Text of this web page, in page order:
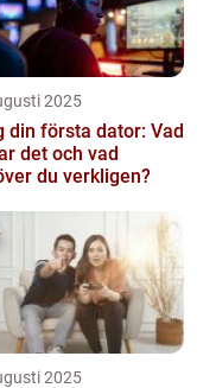
2025
din första dator: Vad
det och vad
du verkligen?
2025